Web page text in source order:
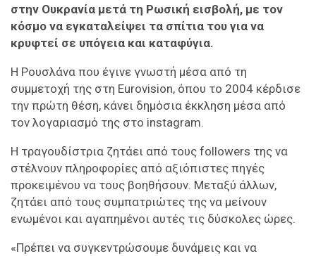
στην Ουκρανία μετά τη Ρωσική εισβολή, με τον
κόσμο να εγκαταλείψει τα σπίτια του για να
κρυφτεί σε υπόγεια και καταφύγια.
Η Ρουσλάνα που έγινε γνωστή μέσα από τη
συμμετοχή της στη Eurovision, όπου το 2004 κέρδισε
την πρώτη θέση, κάνει δημόσια έκκληση μέσα από
τον λογαριασμό της στο instagram.
Η τραγουδίστρια ζητάει από τους followers της να
στέλνουν πληροφορίες από αξιόπιστες πηγές
προκειμένου να τους βοηθήσουν. Μεταξύ άλλων,
ζητάει από τους συμπατριώτες της να μείνουν
ενωμένοι και αγαπημένοι αυτές τις δύσκολες ώρες.
«Πρέπει να συγκεντρώσουμε δυνάμεις και να